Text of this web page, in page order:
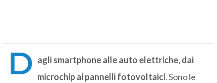
D agli smartphone alle auto elettriche, dai
microchip ai pannelli fotovoltaici.Sono le